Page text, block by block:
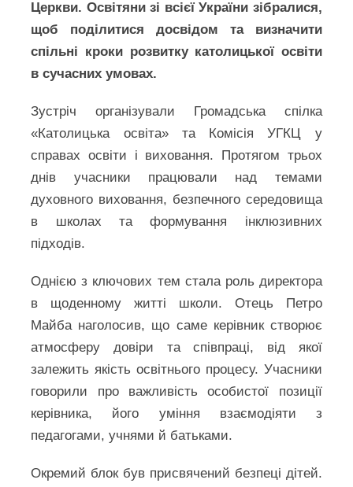
Церкви. Освітяни зі всієї України зібралися,
щоб поділитися досвідом та визначити
спільні кроки розвитку католицької освіти
в сучасних умовах.
Зустріч організували Громадська спілка
«Католицька освіта» та Комісія УГКЦ у
справах освіти і виховання. Протягом трьох
днів учасники працювали над темами
духовного виховання, безпечного середовища
в школах та формування інклюзивних
підходів.
Однією з ключових тем стала роль директора
в щоденному житті школи. Отець Петро
Майба наголосив, що саме керівник створює
атмосферу довіри та співпраці, від якої
залежить якість освітнього процесу. Учасники
говорили про важливість особистої позиції
керівника, його уміння взаємодіяти з
педагогами, учнями й батьками.
Окремий блок був присвячений безпеці дітей.